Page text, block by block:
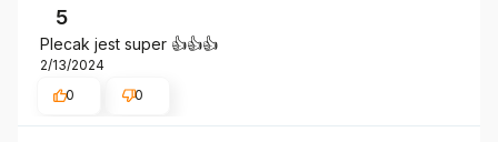
5
Plecak jest super 👍👍👍
2/13/2024
0
0